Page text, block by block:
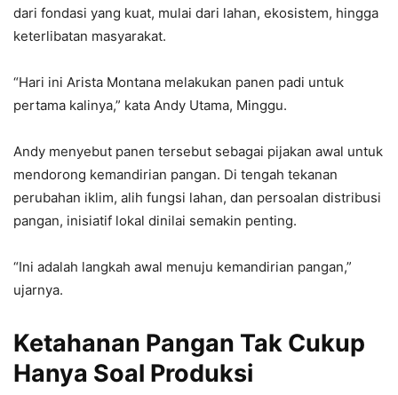
dari fondasi yang kuat, mulai dari lahan, ekosistem, hingga
keterlibatan masyarakat.
“Hari ini Arista Montana melakukan panen padi untuk
pertama kalinya,” kata Andy Utama, Minggu.
Andy menyebut panen tersebut sebagai pijakan awal untuk
mendorong kemandirian pangan. Di tengah tekanan
perubahan iklim, alih fungsi lahan, dan persoalan distribusi
pangan, inisiatif lokal dinilai semakin penting.
“Ini adalah langkah awal menuju kemandirian pangan,”
ujarnya.
Ketahanan Pangan Tak Cukup
Hanya Soal Produksi